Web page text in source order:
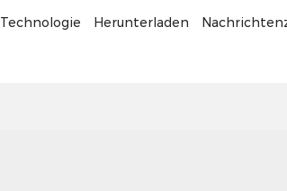
Technologie Herunterladen